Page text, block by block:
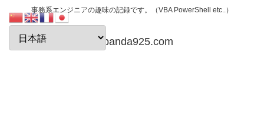
事務系エンジニアの趣味の記録です。（VBA PowerShell etc..）
papanda925.com